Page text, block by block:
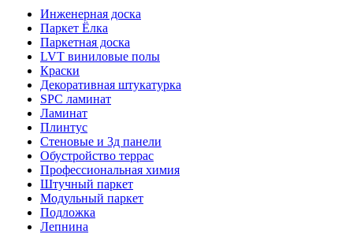
Инженерная доска
Паркет Ёлка
Паркетная доска
LVT виниловые полы
Краски
Декоративная штукатурка
SPC ламинат
Ламинат
Плинтус
Стеновые и 3д панели
Обустройство террас
Профессиональная химия
Штучный паркет
Модульный паркет
Подложка
Лепнина